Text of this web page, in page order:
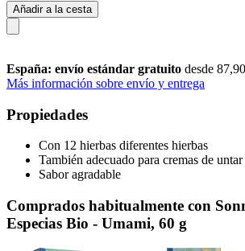
Añadir a la cesta
España: envío estándar gratuito desde
Más información sobre envío y entrega
Propiedades
Con 12 hierbas diferentes hierbas
También adecuado para cremas de untar
Sabor agradable
Comprados habitualmente con
Especias Bio - Umami, 60 g